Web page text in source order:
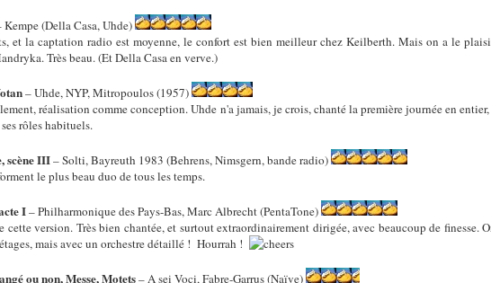
Kempe (Della Casa, Uhde)
et la captation radio est moyenne, le confort est bien meilleur chez Keilberth. Mais on a le
Très beau. (Et Della Casa en verve.)
– Uhde, NYP, Mitropoulos (1957)
réalisation comme conception. Uhde n'a jamais, je crois, chanté la première journée en
rôles habituels.
scène III– Solti, Bayreuth 1983 (Behrens, Nimsgern, bande radio)
le plus beau duo de tous les temps.
I– Philharmonique des Pays-Bas, Marc Albrecht (PentaTone)
cette version. Très bien chantée, et surtout extraordinairement dirigée, avec beaucoup de finesse.
mais avec un orchestre détaillé ! Hourrah !
ou non, Messe, Motets– A sei Voci, Fabre-Garrus (Naïve)